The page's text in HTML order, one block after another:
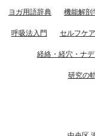
ヨガ用語辞典 機能解剖
呼吸法入門 セルフケ
経絡・経穴・ナ
研究の